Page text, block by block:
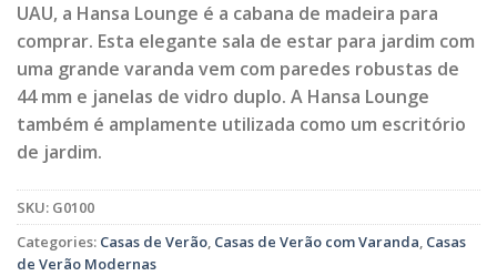
UAU, a Hansa Lounge é a cabana de madeira para
comprar. Esta elegante sala de estar para jardim com
uma grande varanda vem com paredes robustas de
44 mm e janelas de vidro duplo. A Hansa Lounge
também é amplamente utilizada como um escritório
de jardim.
SKU: G0100
Categories: Casas de Verão, Casas de Verão com Varanda, Casas
de Verão Modernas